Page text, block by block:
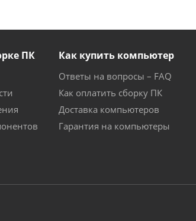
ПК Как купить компьютер
Ответы на вопросы – FAQ
Как оплатить сборку ПК
Доставка компьютеров
Гарантия на компьютеры